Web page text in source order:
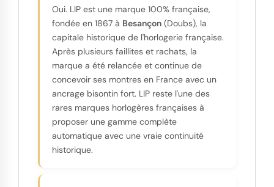
Oui. LIP est une marque 100% française,
fondée en 1867 à Besançon (Doubs), la
capitale historique de l'horlogerie française.
Après plusieurs faillites et rachats, la
marque a été relancée et continue de
concevoir ses montres en France avec un
ancrage bisontin fort. LIP reste l'une des
rares marques horlogères françaises à
proposer une gamme complète
automatique avec une vraie continuité
historique.